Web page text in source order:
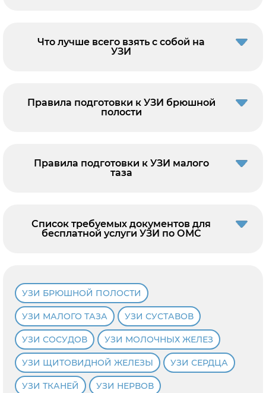
Что лучше всего взять с собой на
УЗИ
Правила подготовки к УЗИ брюшной
полости
Правила подготовки к УЗИ малого
таза
Список требуемых документов для
бесплатной услуги УЗИ по ОМС
УЗИ БРЮШНОЙ ПОЛОСТИ
УЗИ МАЛОГО ТАЗА УЗИ СУСТАВОВ
УЗИ СОСУДОВ УЗИ МОЛОЧНЫХ ЖЕЛЕЗ
УЗИ ЩИТОВИДНОЙ ЖЕЛЕЗЫ УЗИ СЕРДЦА
УЗИ ТКАНЕЙ УЗИ НЕРВОВ